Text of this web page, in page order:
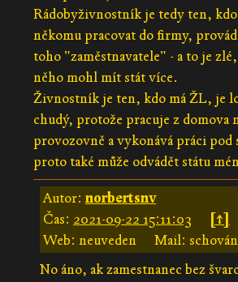
Rádobyživnostník je tedy ten,
někomu pracovat do firmy,
toho "zaměstnavatele" - a to je
něho mohl mít stát více.
Živnostník je ten, kdo má ŽL, je
chudý, protože pracuje z domova
provozovně a vykonává práci pod
proto také může odvádět státu
Autor:norbertsnv
Čas: 2021-09-22 15:11:03
[↑]
Web: neuveden
Mail: schován
No áno, ak zamestnanec bez